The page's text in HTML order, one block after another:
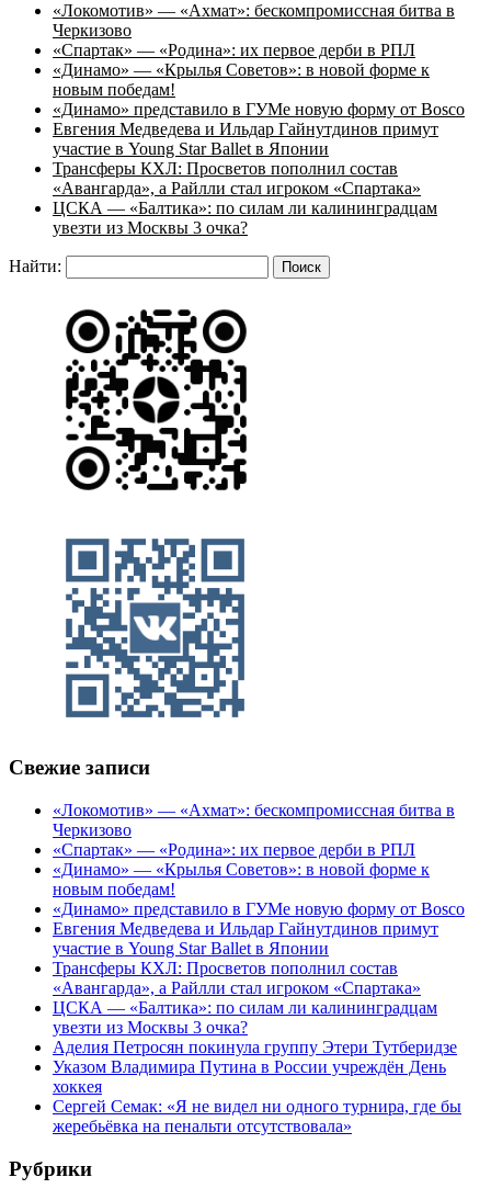
«Локомотив» — «Ахмат»: бескомпромиссная битва в
Черкизово
«Спартак» — «Родина»: их первое дерби в РПЛ
«Динамо» — «Крылья Советов»: в новой форме к
новым победам!
«Динамо» представило в ГУМе новую форму от Bosco
Евгения Медведева и Ильдар Гайнутдинов примут
участие в Young Star Ballet в Японии
Трансферы КХЛ: Просветов пополнил состав
«Авангарда», а Райлли стал игроком «Спартака»
ЦСКА — «Балтика»: по силам ли калининградцам
увезти из Москвы 3 очка?
Найти:
Свежие записи
«Локомотив» — «Ахмат»: бескомпромиссная битва в
Черкизово
«Спартак» — «Родина»: их первое дерби в РПЛ
«Динамо» — «Крылья Советов»: в новой форме к
новым победам!
«Динамо» представило в ГУМе новую форму от Bosco
Евгения Медведева и Ильдар Гайнутдинов примут
участие в Young Star Ballet в Японии
Трансферы КХЛ: Просветов пополнил состав
«Авангарда», а Райлли стал игроком «Спартака»
ЦСКА — «Балтика»: по силам ли калининградцам
увезти из Москвы 3 очка?
Аделия Петросян покинула группу Этери Тутберидзе
Указом Владимира Путина в России учреждён День
хоккея
Сергей Семак: «Я не видел ни одного турнира, где бы
жеребьёвка на пенальти отсутствовала»
Рубрики